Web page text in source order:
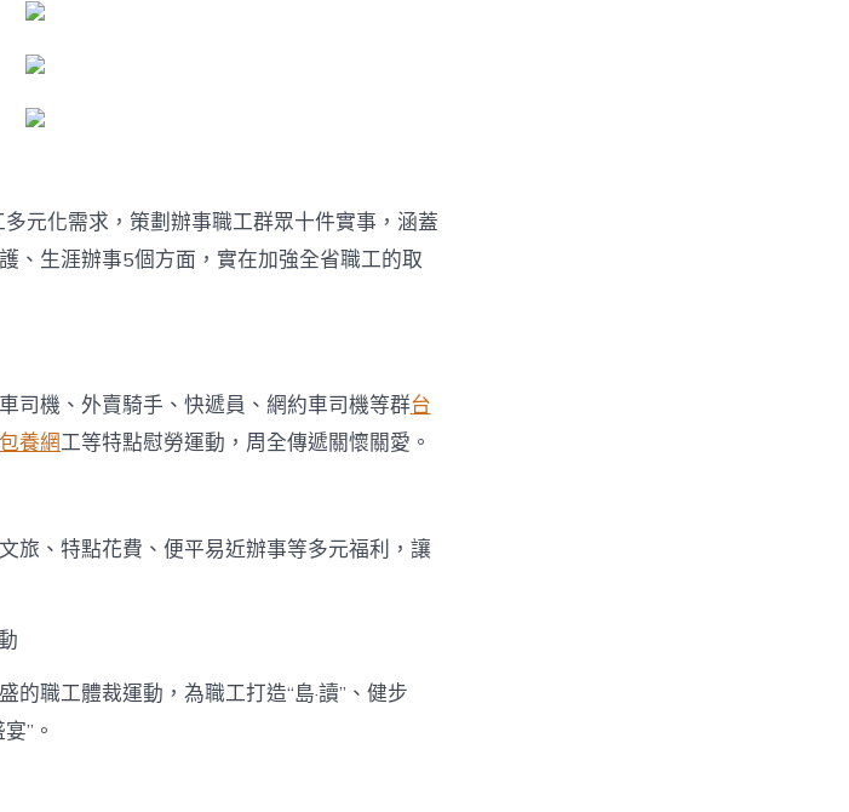
元化需求，策劃辦事職工群眾十件實事，涵蓋
、生涯辦事5個方面，實在加強全省職工的取
司機、外賣騎手、快遞員、網約車司機等群台
包養網工等特點慰勞運動，周全傳遞關懷關愛。
旅、特點花費、便平易近辦事等多元福利，讓
的職工體裁運動，為職工打造“島·讀”、健步
”。